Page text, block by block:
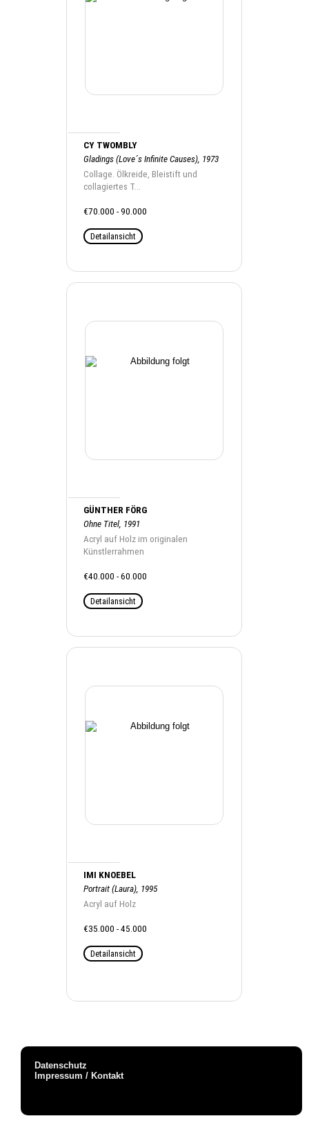
CY TWOMBLY
Gladings (Love´s Infinite Causes), 1973
Collage. Ölkreide, Bleistift und
collagiertes T...
€70.000 - 90.000
Detailansicht
GÜNTHER FÖRG
Ohne Titel, 1991
Acryl auf Holz im originalen
Künstlerrahmen
€40.000 - 60.000
Detailansicht
IMI KNOEBEL
Portrait (Laura), 1995
Acryl auf Holz
€35.000 - 45.000
Detailansicht
Datenschutz
Impressum / Kontakt